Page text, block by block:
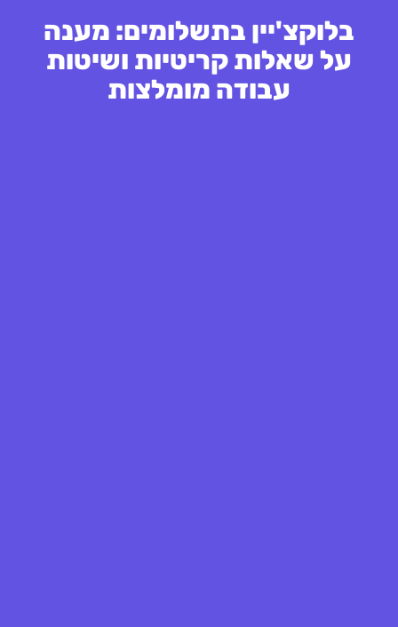
בלוקצ'יין בתשלומים: מענה
על שאלות קריטיות ושיטות
עבודה מומלצות